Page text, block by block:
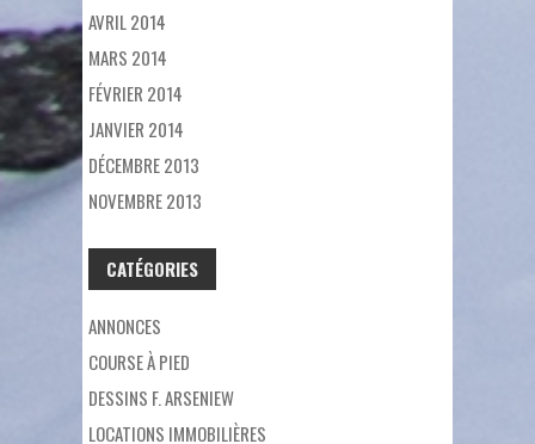
AVRIL 2014
MARS 2014
FÉVRIER 2014
JANVIER 2014
DÉCEMBRE 2013
NOVEMBRE 2013
CATÉGORIES
ANNONCES
COURSE À PIED
DESSINS F. ARSENIEW
LOCATIONS IMMOBILIÈRES